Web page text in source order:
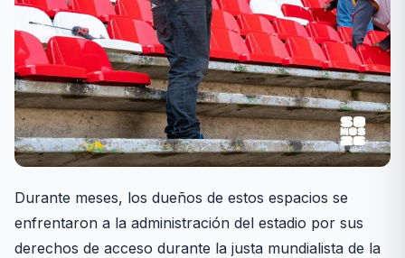
Durante meses, los dueños de estos espacios se
enfrentaron a la administración del estadio por sus
derechos de acceso durante la justa mundialista de la